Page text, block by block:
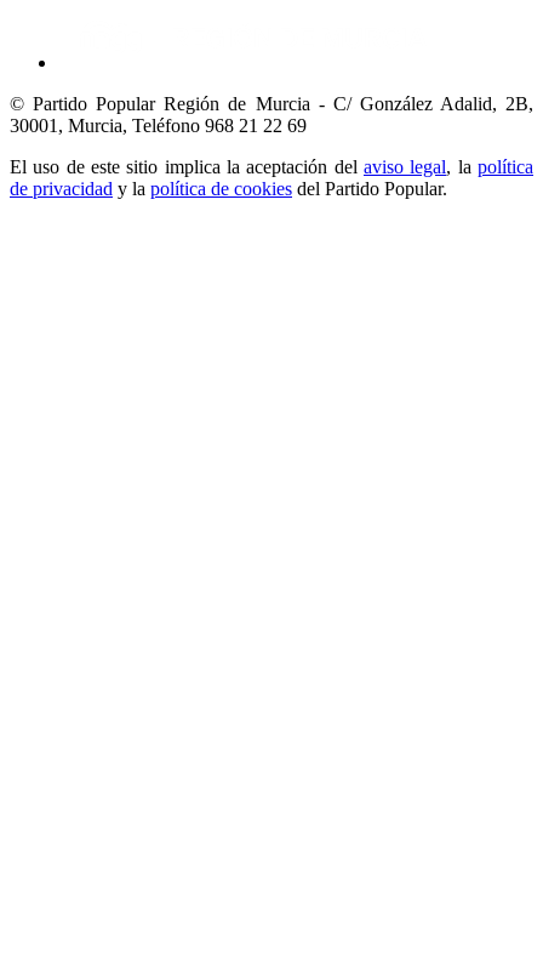
© Partido Popular Región de Murcia - C/ González Adalid, 2B,
30001, Murcia, Teléfono 968 21 22 69
El uso de este sitio implica la aceptación del aviso legal, lapolítica
de privacidad y la política de cookies del Partido Popular.